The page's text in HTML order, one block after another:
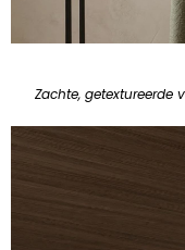
Zachte, getextureerde